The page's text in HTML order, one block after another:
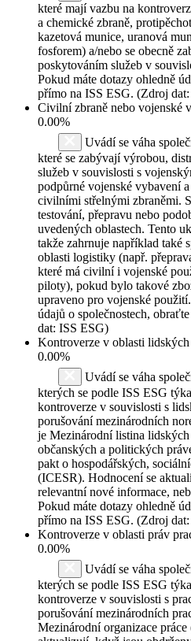
které mají vazbu na
a chemické zbraně,
kazetová munice, uranová
fosforem) a/nebo se obecně
poskytováním služeb v
Pokud máte dotazy ohledně
přímo na ISS ESG. (Zdroj
Civilní zbraně nebo vojenské
0.00%
Uvádí se váha
které se zabývají výrobou,
služeb v souvislosti s
podpůrné vojenské vybavení
civilními střelnými zbraněmi.
testování, přepravu nebo
uvedených oblastech. Tento
takže zahrnuje například také
oblasti logistiky (např.
které má civilní i vojenské
piloty), pokud bylo takové
upraveno pro vojenské
údajů o společnostech,
dat: ISS ESG)
Kontroverze v oblasti
0.00%
Uvádí se váha
kterých se podle ISS ESG
kontroverze v souvislosti s
porušování mezinárodních
je Mezinárodní listina
občanských a politických
pakt o hospodářských,
(ICESR). Hodnocení se
relevantní nové informace,
Pokud máte dotazy ohledně
přímo na ISS ESG. (Zdroj
Kontroverze v oblasti práv
0.00%
Uvádí se váha
kterých se podle ISS ESG
kontroverze v souvislosti s
porušování mezinárodních
Mezinárodní organizace